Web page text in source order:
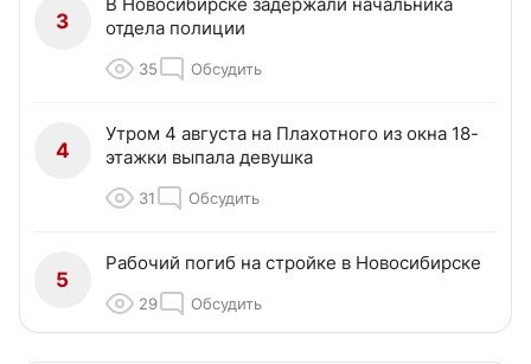
3
В Новосибирске задержали начальника
отдела полиции
35 Обсудить
4
Утром 4 августа на Плахотного из окна 18-
этажки выпала девушка
31 Обсудить
5
Рабочий погиб на стройке в Новосибирске
29 Обсудить